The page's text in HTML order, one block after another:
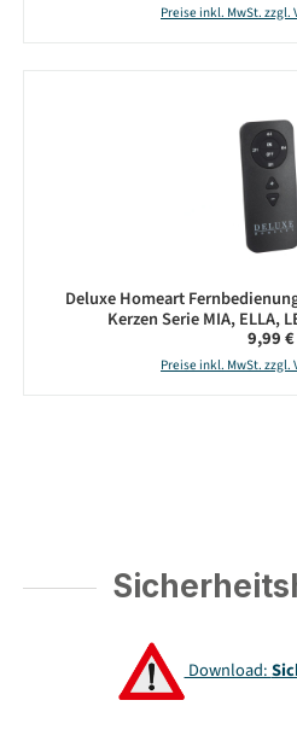
Preise inkl. MwSt. zzgl.
Deluxe Homeart
Kerzen Serie MIA, ELLA,
9,99 €
Preise inkl. MwSt. zzgl.
Download: